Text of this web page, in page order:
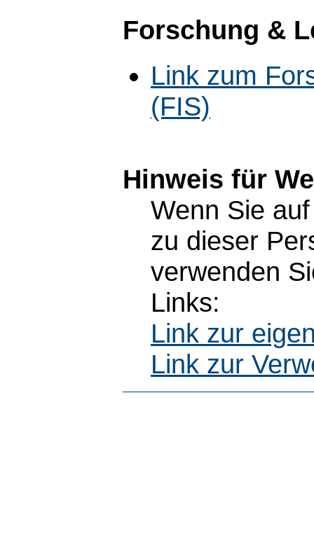
Forschung &
Link zum
(FIS)
Hinweis für
Wenn Sie
zu dieser
verwenden
Links:
Link zur
Link zur